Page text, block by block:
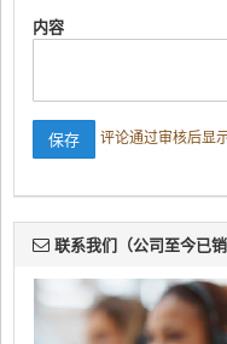
内容
评论通过审核后显示
联系我们（公司至今已销